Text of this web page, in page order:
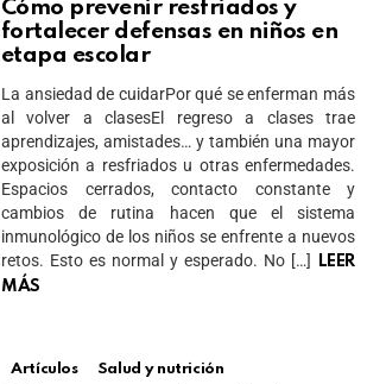
Cómo prevenir resfriados y
fortalecer defensas en niños en
etapa escolar
La ansiedad de cuidarPor qué se enferman más
al volver a clasesEl regreso a clases trae
aprendizajes, amistades… y también una mayor
exposición a resfriados u otras enfermedades.
Espacios cerrados, contacto constante y
cambios de rutina hacen que el sistema
inmunológico de los niños se enfrente a nuevos
retos. Esto es normal y esperado. No […]
LEER
MÁS
Artículos Salud y nutrición